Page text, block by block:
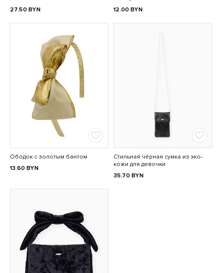
27.50 BYN
12.00 BYN
Ободок с золотым бантом
13.60 BYN
Стильная чёрная сумка из эко-
кожи для девочки
35.70 BYN